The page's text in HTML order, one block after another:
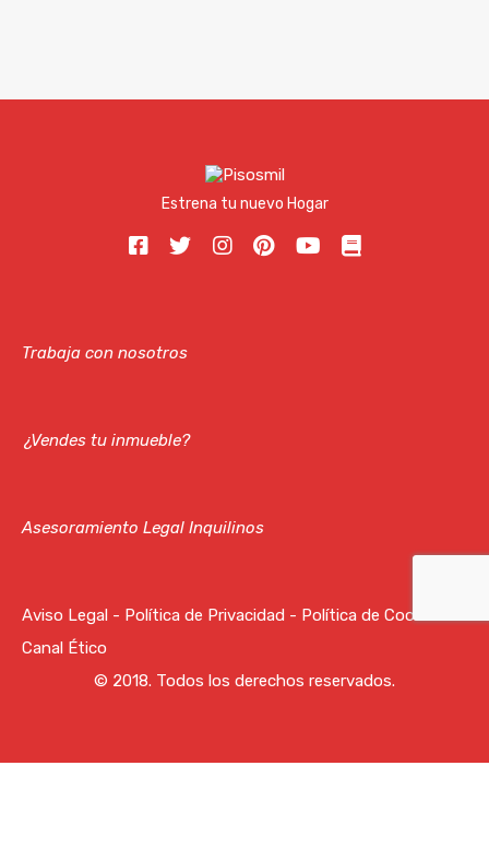
Estrena tu nuevo Hogar
Trabaja con nosotros
¿Vendes tu inmueble?
Asesoramiento Legal Inquilinos
Aviso Legal - Política de Privacidad - Política de Cookies
Canal Ético
© 2018. Todos los derechos reservados.